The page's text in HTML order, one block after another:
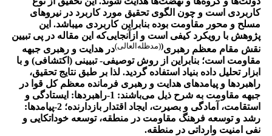
کاربردی است و چون الگوی تحقیق مورد کاربرد در نیروهای
مسلح و محور مقاومت بوده بنابراین کاربردی می­باشد. این
پژوهش با رویکرد کیفی است و ازآنجایی‌که این مقاله در پی تبیین
نقش مقام معظم رهبری((مد‌ظله‌العالی)در هدایت و رهبری جبهه
مقاومت است؛ بنابراین از روش توصیفی- تبیینی (اکتشافی) و با
ابزار تحلیل داده بنیاد استفاده گردید. لذا بر طبق نتایج تحقیق،
راهبردها و پیامدهای هدایت و رهبری فرمانده معظم کل قوا در
جبهه مقاومت به شرح ذیل می‌باشند: 1-راهبردها: ایستادگی و
استقامت، آمادگی و بصیرت، ایجاد اقتدار بازدارنده؛ 2-پیامدها:
رشد و توسعه فرهنگ مقاومت در منطقه، توسعه خود‌اتکایی و
نفی امنیت وارداتی در منطقه.